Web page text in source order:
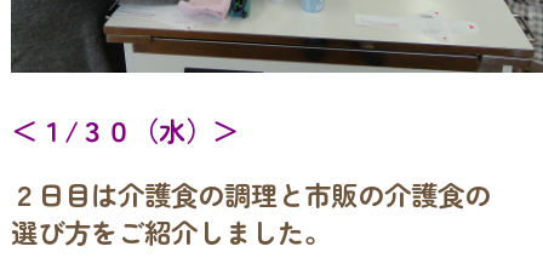
＜１/３０（水）＞
２日目は介護食の調理と市販の介護食の
選び方をご紹介しました。